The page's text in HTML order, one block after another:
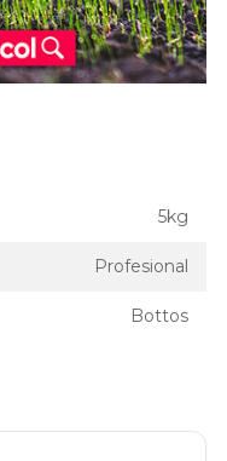
5kg
Profesional
Bottos